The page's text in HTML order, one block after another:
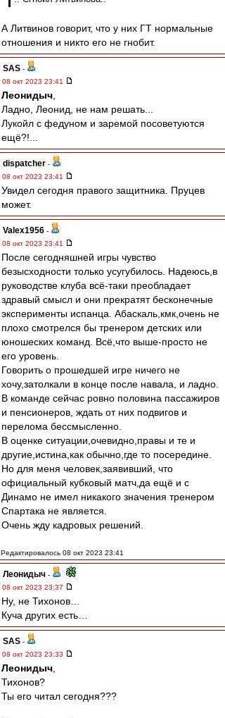
А Литвинов говорит, что у них ГТ нормальные
отношения и никто его не гнобит.
SAS -
08 окт 2023 23:41
Леонидыч
Ладно, Леонид, не нам решать...
Лукойл с федуном и заремой посоветуются
ещё?!...
dispatcher -
08 окт 2023 23:41
Увидел сегодня правого защитника. Пруцев
может.
Valex1956 -
08 окт 2023 23:41
После сегодняшней игры чувство
безысходности только усугубилось. Надеюсь,в
руководстве клуба всё-таки преобладает
здравый смысл и они прекратят бесконечные
эксперименты испанца. Абаскаль,кмк,очень не
плохо смотрелся бы тренером детских или
юношеских команд. Всё,что выше-просто не
его уровень.
Говорить о прошедшей игре ничего не
хочу,затолкали в конце после навала, и ладно.
В команде сейчас ровно половина пассажиров
и пенсионеров, ждать от них подвигов и
перелома бессмысленно.
В оценке ситуации,очевидно,правы и те и
другие,истина,как обычно,где то посередине.
Но для меня человек,заявивший, что
официальный кубковый матч,да ещё и с
Динамо не имел никакого значения тренером
Спартака не является.
Очень жду кадровых решений.
Редактировалось 08 окт 2023 23:41
Леонидыч -
08 окт 2023 23:37
Ну, не Тихонов…
Куча других есть…
SAS -
08 окт 2023 23:33
Леонидыч
Тихонов?
Ты его читал сегодня???